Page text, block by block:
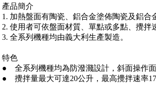
產品簡介
1. 加熱盤面有陶瓷、鋁合金塗佈陶瓷及鋁合
2. 使用者可依盤面材質、單點或多點、攪拌
3. 全系列機種均由義大利生產製造。
特色
● 全系列機種均為防潑濺設計，斜面操作面
● 攪拌量最大可達20公升，最高攪拌速率